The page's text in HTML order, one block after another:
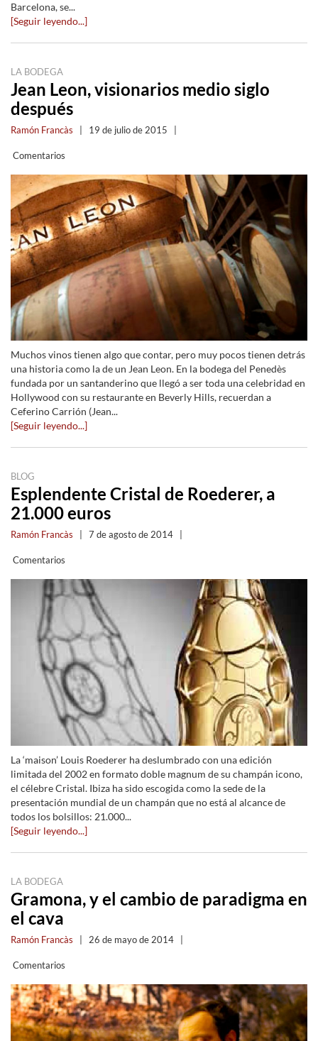
Barcelona, se...
[Seguir leyendo...]
LA BODEGA
Jean Leon, visionarios medio siglo
después
Ramón Francàs 19 de julio de 2015
Comentarios
Muchos vinos tienen algo que contar, pero muy pocos tienen detrás
una historia como la de un Jean Leon. En la bodega del Penedès
fundada por un santanderino que llegó a ser toda una celebridad en
Hollywood con su restaurante en Beverly Hills, recuerdan a
Ceferino Carrión (Jean...
[Seguir leyendo...]
BLOG
Esplendente Cristal de Roederer, a
21.000 euros
Ramón Francàs 7 de agosto de 2014
Comentarios
La ‘maison’ Louis Roederer ha deslumbrado con una edición
limitada del 2002 en formato doble magnum de su champán icono,
el célebre Cristal. Ibiza ha sido escogida como la sede de la
presentación mundial de un champán que no está al alcance de
todos los bolsillos: 21.000...
[Seguir leyendo...]
LA BODEGA
Gramona, y el cambio de paradigma en
el cava
Ramón Francàs 26 de mayo de 2014
Comentarios